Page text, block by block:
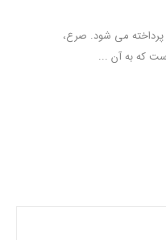
می شود. صرع،
که به آن ...